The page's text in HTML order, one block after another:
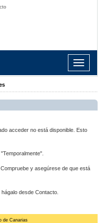
Toggle
navigation
acceder no está disponible. Esto
y asegúrese de que está
desde Contacto.
de Canarias